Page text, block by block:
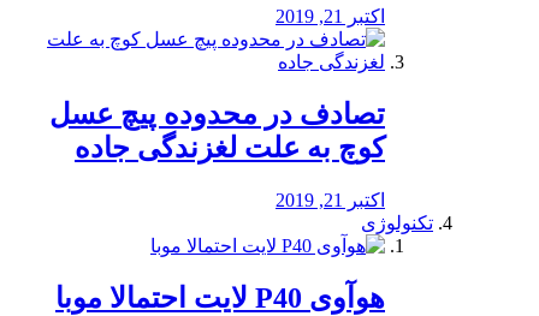
اکتبر 21, 2019
تصادف در محدوده پیچ عسل
کوچ به علت لغزندگی جاده
اکتبر 21, 2019
تکنولوژی
هوآوی P40 لایت احتمالا موبا